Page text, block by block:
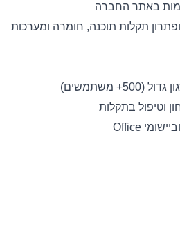
באתר החברה
תקלות תוכנה, חומרה ומערכות